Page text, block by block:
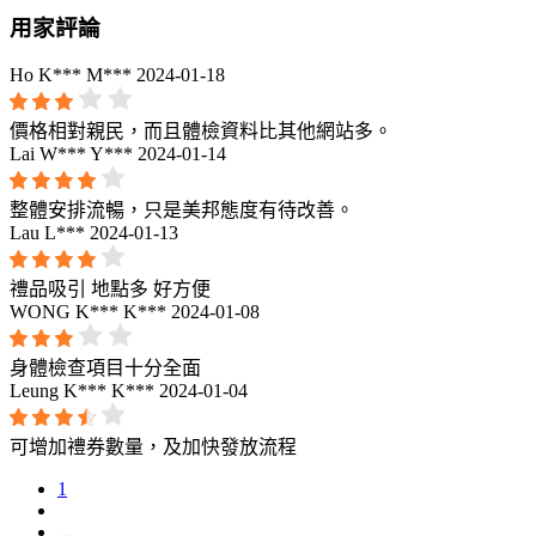
用家評論
Ho K*** M*** 2024-01-18
價格相對親民，而且體檢資料比其他網站多。
Lai W*** Y*** 2024-01-14
整體安排流暢，只是美邦態度有待改善。
Lau L*** 2024-01-13
禮品吸引 地點多 好方便
WONG K*** K*** 2024-01-08
身體檢查項目十分全面
Leung K*** K*** 2024-01-04
可增加禮券數量，及加快發放流程
1
...